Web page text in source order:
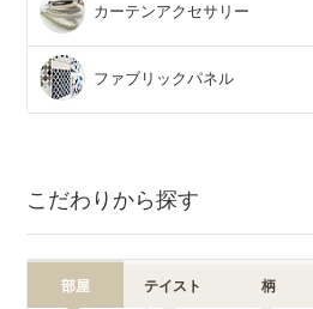
カーテンアクセサリー
ファブリックパネル
こだわりから探す
部屋 テイスト 柄